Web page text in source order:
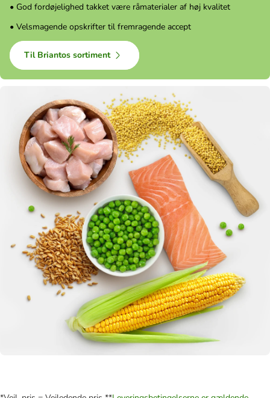
• God fordøjelighed takket være råmaterialer af høj kvalitet
• Velsmagende opskrifter til fremragende accept
Til Briantos sortiment